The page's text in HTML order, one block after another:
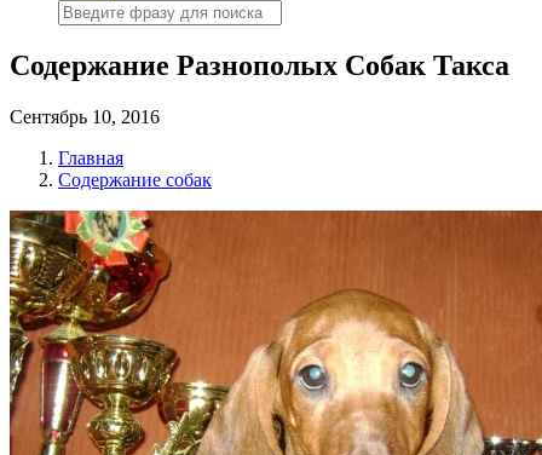
Содержание Разнополых Собак Такса
Сентябрь 10, 2016
Главная
Содержание собак